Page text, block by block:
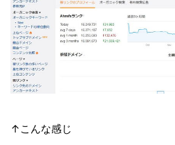
↑こんな感じ